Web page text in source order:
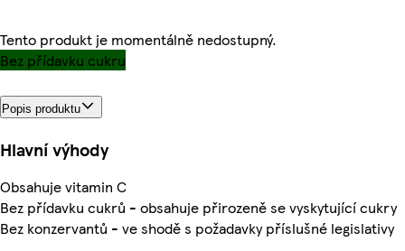
Tento produkt je momentálně nedostupný.
Bez přídavku cukru
Popis produktu
Hlavní výhody
Obsahuje vitamin C
Bez přídavku cukrů - obsahuje přirozeně se vyskytující cukry
Bez konzervantů - ve shodě s požadavky příslušné legislativy